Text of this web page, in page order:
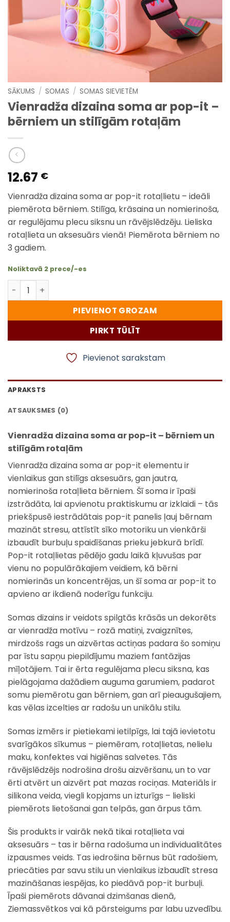
SĀKUMS / SOMAS / SOMAS SIEVIETĒM
Vienradža dizaina soma ar pop-it –
bērniem un stilīgām rotaļām
12.67 €
Vienradža dizaina soma ar pop-it rotaļlietu – ideāli
piemērota bērniem. Stilīga, krāsaina un nomierinoša,
ar regulējamu plecu siksnu un rāvējslēdzēju. Lieliska
rotaļlieta un aksesuārs vienā! Piemērota bērniem no
3 gadiem.
Noliktavā 2 prece/-es
Vienradža dizaina soma ar pop-it – bērniem un
PIEVIENOT GROZAM
PIRKT TŪLĪT
Pievienot sarakstam
APRAKSTS
ATSAUKSMES (0)
Vienradža dizaina soma ar pop-it – bērniem un
stilīgām rotaļām
Vienradža dizaina soma ar pop-it elementu ir
vienlaikus gan stilīgs aksesuārs, gan jautra,
nomierinoša rotaļlieta bērniem. Šī soma ir īpaši
izstrādāta, lai apvienotu praktiskumu ar izklaidi – tās
priekšpusē iestrādātais pop-it panelis ļauj bērnam
mazināt stresu, attīstīt sīko motoriku un vienkārši
izbaudīt burbuļu spaidīšanas prieku jebkurā brīdī.
Pop-it rotaļlietas pēdējo gadu laikā kļuvušas par
vienu no populārākajiem veidiem, kā bērni
nomierinās un koncentrējas, un šī soma ar pop-it to
apvieno ar ikdienā noderīgu funkciju.
Somas dizains ir veidots spilgtās krāsās un dekorēts
ar vienradža motīvu – rozā matiņi, zvaigznītes,
mirdzošs rags un aizvērtas actiņas padara šo somiņu
par īstu sapņu piepildījumu maziem fantāzijas
mīļotājiem. Tai ir ērta regulējama plecu siksna, kas
pielāgojama dažādiem auguma garumiem, padarot
somu piemērotu gan bērniem, gan arī pieaugušajiem,
kas vēlas izcelties ar radošu un unikālu stilu.
Somas izmērs ir pietiekami ietilpīgs, lai tajā ievietotu
svarīgākos sīkumus – piemēram, rotaļlietas, nelielu
maku, konfektes vai higiēnas salvetes. Tās
rāvējslēdzējs nodrošina drošu aizvēršanu, un to var
ērti atvērt un aizvērt pat mazas rociņas. Materiāls ir
silikona veida, viegli kopjams un izturīgs – lieliski
piemērots lietošanai gan telpās, gan ārpus tām.
Šis produkts ir vairāk nekā tikai rotaļlieta vai
aksesuārs – tas ir bērna radošuma un individualitātes
izpausmes veids. Tas iedrošina bērnus būt radošiem,
priecāties par savu stilu un vienlaikus izbaudīt stresa
mazināšanas iespējas, ko piedāvā pop-it burbuļi.
Īpaši piemērots dāvanai dzimšanas dienā,
Ziemassvētkos vai kā pārsteigums par labu uzvedību.